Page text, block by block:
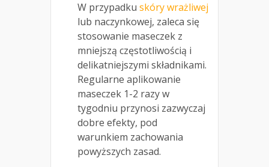
W przypadku skóry wrażliwej
lub naczynkowej, zaleca się
stosowanie maseczek z
mniejszą częstotliwością i
delikatniejszymi składnikami.
Regularne aplikowanie
maseczek 1-2 razy w
tygodniu przynosi zazwyczaj
dobre efekty, pod
warunkiem zachowania
powyższych zasad.